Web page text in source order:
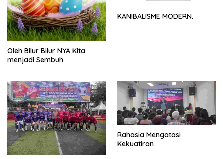
Oleh Bilur Bilur NYA Kita
menjadi Sembuh
KANIBALISME MODERN.
Rahasia Mengatasi
Kekuatiran